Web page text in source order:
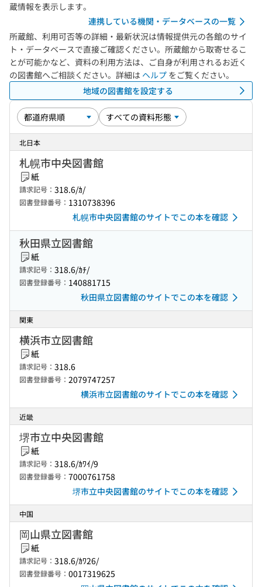
蔵情報を表示します。
連携している機関・データベースの一覧
所蔵館、利用可否等の詳細・最新状況は情報提供元の各館のサイ
ト・データベースで直接ご確認ください。所蔵館から取寄せるこ
とが可能かなど、資料の利用方法は、ご自身が利用されるお近く
の図書館へご相談ください。詳細は ヘルプ をご覧ください。
地域の図書館を設定する
北日本
札幌市中央図書館
紙
請求記号： 318.6/ｶ/
図書登録番号： 1310738396
札幌市中央図書館のサイトでこの本を確認
秋田県立図書館
紙
請求記号： 318.6/ｶﾁ/
図書登録番号： 140881715
秋田県立図書館のサイトでこの本を確認
関東
横浜市立図書館
紙
請求記号： 318.6
図書登録番号： 2079747257
横浜市立図書館のサイトでこの本を確認
近畿
堺市立中央図書館
紙
請求記号： 318.6/ｶﾜｲ/9
図書登録番号： 7000761758
堺市立中央図書館のサイトでこの本を確認
中国
岡山県立図書館
紙
請求記号： 318.6/ｶﾜ26/
図書登録番号： 0017319625